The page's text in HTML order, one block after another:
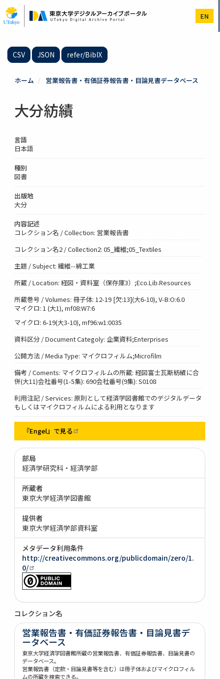
イ
ン
EN
CSV JSON refer/BibIX
ホーム 営業報告書・有価証券報告書・目論見書データベース
大分紡績
言語
日本語
種別
図書
出版地
大分
内容記述
コレクション名 / Collection: 営業報告書
コレクション名2 / Collection2: 05_繊維;05_Textiles
主題 / Subject: 繊維--綿工業
所蔵 / Location: 経図・資料室（保存庫3）;Eco.Lib.Resources
所蔵巻号 / Volumes: 冊子体: 12-19 [欠:13](大6-10), V-B:O:6.0
マイクロ: 1 (大1), mf08:W7:6
マイクロ: 6-19(大3-10), mf96:w1:0035
資料区分 / Document Categoly: 企業資料;Enterprises
公開方法 / Media Type: マイクロフィルム;Microfilm
備考 / Coments: マイクロフィルムの所蔵: 経図富士瓦斯紡績に合
併(大11)会社番号(1-5集): 690会社番号(9集): S0108
利用注記 / Services: 原則として経済学図書館でのデジタルデータ
もしくはマイクロフィルムによる利用となります
『Engel』で見る
部局
経済学研究科・経済学部
所蔵者
東京大学経済学図書館
提供者
東京大学経済学部資料室
メタデータ利用条件
http://creativecommons.org/publicdomain/zero/1.
0/
コレクション名
営業報告書・有価証券報告書・目論見書デ
ータベース
東京大学経済学図書館所蔵の営業報告書、有価証券報告書、目論見書の
データベース。
営業報告書（定款・目論見書等を含む）は冊子体およびマイクロフィル
ムの所蔵を検索できる。